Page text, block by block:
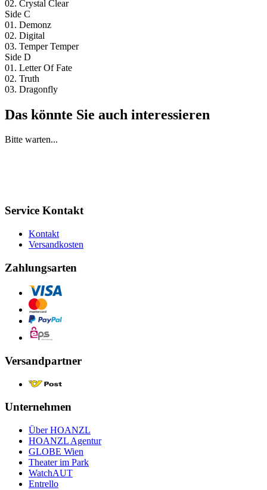
02. Crystal Clear
Side C
01. Demonz
02. Digital
03. Temper Temper
Side D
01. Letter Of Fate
02. Truth
03. Dragonfly
Das könnte Sie auch interessieren
Bitte warten...
Service Kontakt
Kontakt
Versandkosten
Zahlungsarten
Versandpartner
Unternehmen
Über HOANZL
HOANZL Agentur
GLOBE Wien
Theater im Park
WatchAUT
Entrello